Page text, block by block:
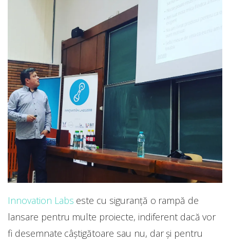
Innovation Labs este cu siguranță o rampă de
lansare pentru multe proiecte, indiferent dacă vor
fi desemnate câștigătoare sau nu, dar și pentru